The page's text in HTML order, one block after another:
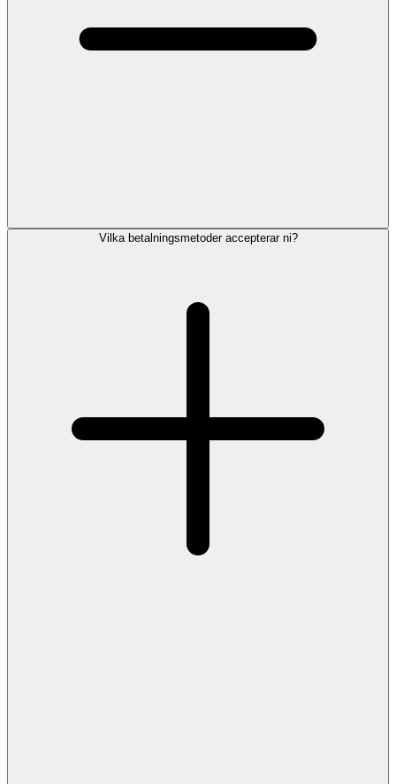
Vilka betalningsmetoder accepterar ni?